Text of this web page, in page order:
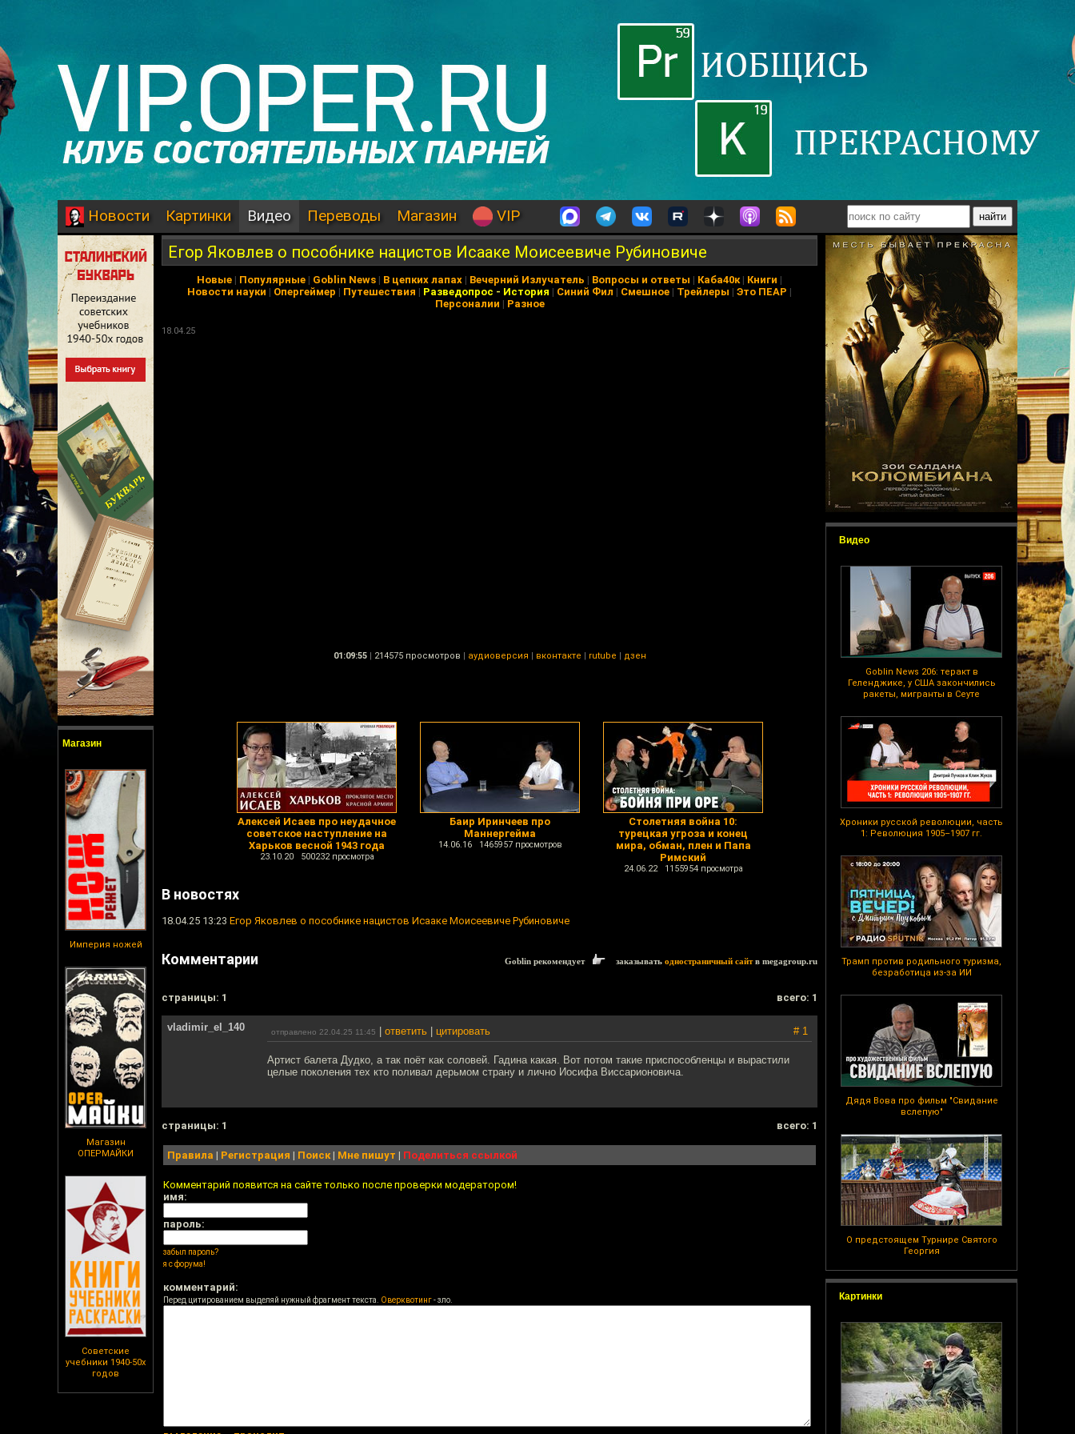
Новости Картинки Видео Переводы Магазин VIP
Магазин
Империя ножей
Магазин
ОПЕРМАЙКИ
Советские
учебники 1940-50х
годов
Видео
Goblin News 206: теракт в
Геленджике, у США закончились
ракеты, мигранты в Сеуте
Хроники русской революции, часть
1: Революция 1905–1907 гг.
Трамп против родильного туризма,
безработица из-за ИИ
Дядя Вова про фильм "Свидание
вслепую"
О предстоящем Турнире Святого
Георгия
Картинки
Егор Яковлев о пособнике нацистов Исааке Моисеевиче Рубиновиче
Новые | Популярные | Goblin News | В цепких лапах | Вечерний Излучатель | Вопросы и ответы | Каба40к| Книги |
Новости науки | Опергеймер | Путешествия | Разведопрос - История | Синий Фил | Смешное | Трейлеры | Это ПЕАР |
Персоналии | Разное
18.04.25
01:09:55 | 214575 просмотров | аудиоверсия | вконтакте | rutube | дзен
Алексей Исаев про неудачное
советское наступление на
Харьков весной 1943 года
23.10.20 500232 просмотра
Баир Иринчеев про
Маннергейма
14.06.16 1465957 просмотров
Столетняя война 10:
турецкая угроза и конец
мира, обман, плен и Папа
Римский
24.06.22 1155954 просмотра
В новостях
18.04.25 13:23 Егор Яковлев о пособнике нацистов Исааке Моисеевиче Рубиновиче
Комментарии Goblin рекомендует заказывать одностраничный сайтв megagroup.ru
cтраницы: 1 всего: 1
vladimir_el_140 отправлено 22.04.25 11:45 ответить цитировать # 1
Артист балета Дудко, а так поёт как соловей. Гадина какая. Вот потом такие приспособленцы и вырастили
целые поколения тех кто поливал дерьмом страну и лично Иосифа Виссарионовича.
cтраницы: 1 всего: 1
Правила | Регистрация | Поиск| Мне пишут | Поделиться ссылкой
Комментарий появится на сайте только после проверки модератором!
имя:
пароль:
забыл пароль?
я с форума!
комментарий:
Перед цитированием выделяй нужный фрагмент текста. Оверквотинг- зло.